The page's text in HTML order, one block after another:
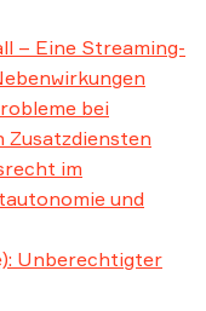
– Eine Streaming-
bei
im
und
Unberechtigter